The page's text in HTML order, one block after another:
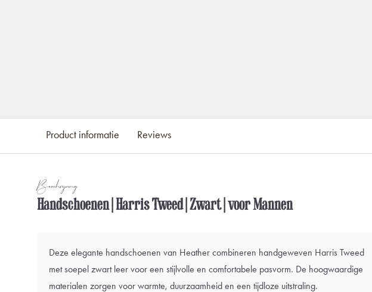
Product informatie Reviews
Beschrijving
Handschoenen | Harris Tweed | Zwart | voor Mannen
Deze elegante handschoenen van Heather combineren handgeweven Harris Tweed
met soepel zwart leer voor een stijlvolle en comfortabele pasvorm. De hoogwaardige
materialen zorgen voor warmte, duurzaamheid en een tijdloze uitstraling.